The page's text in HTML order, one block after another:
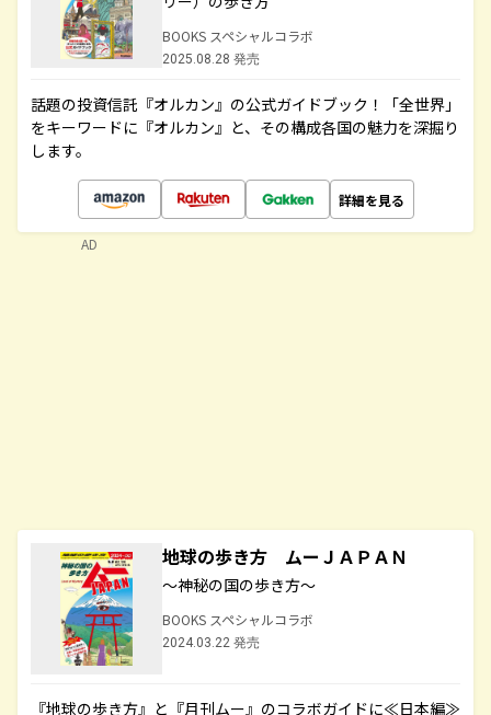
BOOKS スペシャルコラボ
2025.08.28 発売
話題の投資信託『オルカン』の公式ガイドブック！「全世界」
をキーワードに『オルカン』と、その構成各国の魅力を深掘り
します。
詳細を見る
地球の歩き方 ムーＪＡＰＡＮ
～神秘の国の歩き方～
BOOKS スペシャルコラボ
2024.03.22 発売
『地球の歩き方』と『月刊ムー』のコラボガイドに≪日本編≫
AD